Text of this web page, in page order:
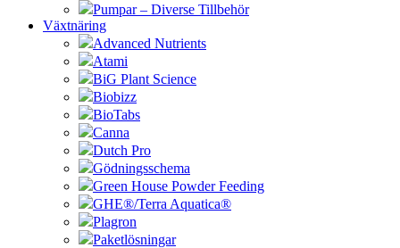
Pumpar – Diverse Tillbehör
Växtnäring
Advanced Nutrients
Atami
BiG Plant Science
Biobizz
BioTabs
Canna
Dutch Pro
Gödningsschema
Green House Powder Feeding
GHE®/Terra Aquatica®
Plagron
Paketlösningar